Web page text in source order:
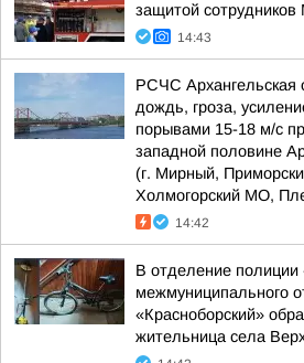
защитой
14:43
РСЧС Архангельская
дождь, гроза,
порывами 15-18 м/с
западной половине
(г. Мирный,
Холмогорский МО,
14:42
В отделение полиции
межмуниципального
«Красноборский»
жительница села